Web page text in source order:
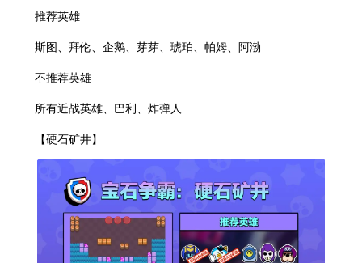
推荐英雄
斯图、拜伦、企鹅、芽芽、琥珀、帕姆、阿渤
不推荐英雄
所有近战英雄、巴利、炸弹人
【硬石矿井】